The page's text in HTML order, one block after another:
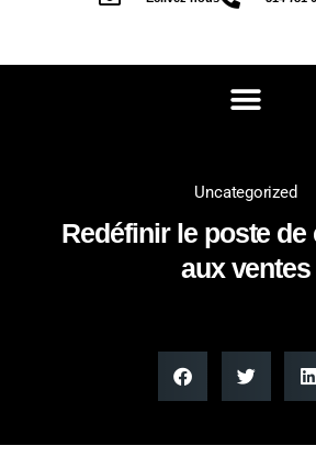
Uncategorized
Redéfinir le poste
aux ventes